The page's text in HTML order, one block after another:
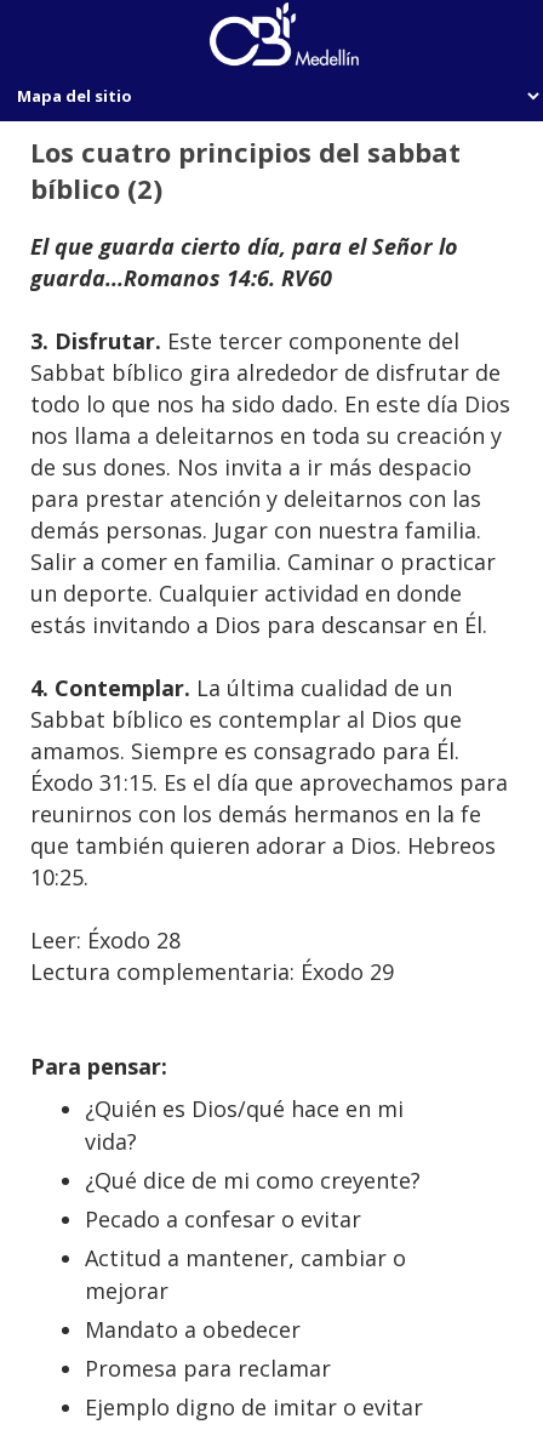
Los cuatro principios del sabbat
bíblico (2)
El que guarda cierto día, para el Señor lo
guarda...Romanos 14:6. RV60
3. Disfrutar. Este tercer componente del
Sabbat bíblico gira alrededor de disfrutar de
todo lo que nos ha sido dado. En este día Dios
nos llama a deleitarnos en toda su creación y
de sus dones. Nos invita a ir más despacio
para prestar atención y deleitarnos con las
demás personas. Jugar con nuestra familia.
Salir a comer en familia. Caminar o practicar
un deporte. Cualquier actividad en donde
estás invitando a Dios para descansar en Él.
4. Contemplar. La última cualidad de un
Sabbat bíblico es contemplar al Dios que
amamos. Siempre es consagrado para Él.
Éxodo 31:15. Es el día que aprovechamos para
reunirnos con los demás hermanos en la fe
que también quieren adorar a Dios. Hebreos
10:25.
Leer: Éxodo 28
Lectura complementaria: Éxodo 29
Para pensar:
¿Quién es Dios/qué hace en mi
vida?
¿Qué dice de mi como creyente?
Pecado a confesar o evitar
Actitud a mantener, cambiar o
mejorar
Mandato a obedecer
Promesa para reclamar
Ejemplo digno de imitar o evitar